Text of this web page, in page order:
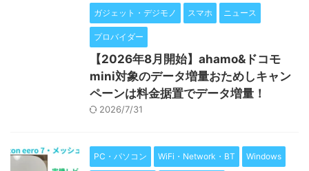
ガジェット・デジモノ スマホ ニュース
プロバイダー
【2026年8月開始】ahamo&ドコモ
mini対象のデータ増量おためしキャン
ペーンは料金据置でデータ増量！
2026/7/31
PC・パソコン WiFi・Network・BT Windows